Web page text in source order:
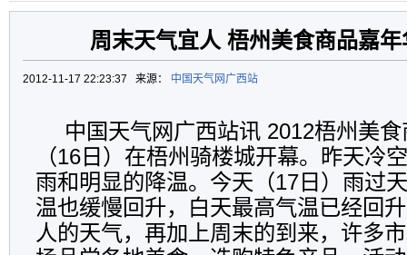
周末天气宜人 梧州美食商品嘉
2012-11-17 22:23:37 来源： 中国天气网广西站
中国天气网广西站讯 2012梧州美
（16日）在梧州骑楼城开幕。昨天冷
雨和明显的降温。今天（17日）雨过
温也缓慢回升，白天最高气温已经回
人的天气，再加上周末的到来，许多